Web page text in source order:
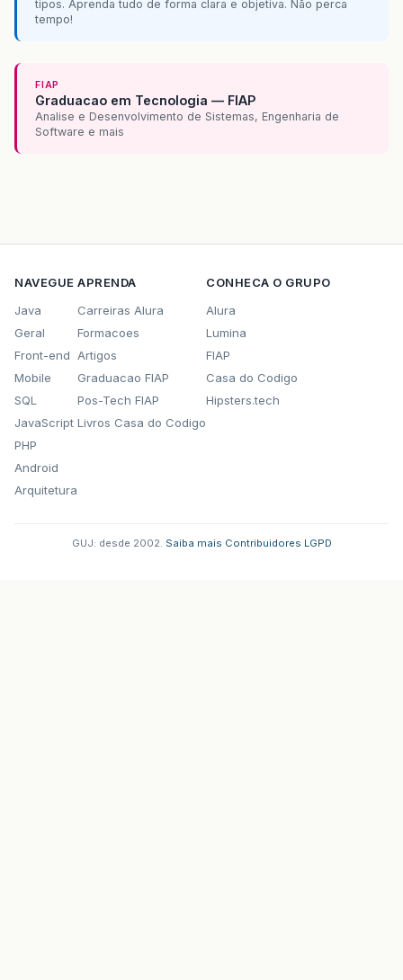
tipos. Aprenda tudo de forma clara e objetiva. Não perca
tempo!
FIAP
Graduacao em Tecnologia — FIAP
Analise e Desenvolvimento de Sistemas, Engenharia de
Software e mais
NAVEGUE
Java
Geral
Front-end
Mobile
SQL
JavaScript
PHP
Android
Arquitetura
APRENDA
Carreiras Alura
Formacoes
Artigos
Graduacao FIAP
Pos-Tech FIAP
Livros Casa do Codigo
CONHECA O GRUPO
Alura
Lumina
FIAP
Casa do Codigo
Hipsters.tech
GUJ: desde 2002. Saiba mais Contribuidores LGPD